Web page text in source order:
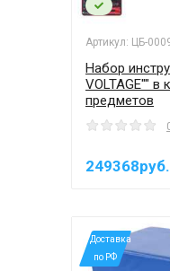
Артикул: ЦБ-
Набор
VOLTAGE"" в
предметов
249368руб.
*Доставка
по РФ